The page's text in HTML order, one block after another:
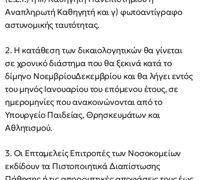
Αναπληρωτή Καθηγητή και γ) φωτοαντίγραφο
αστυνομικής ταυτότητας.
2. Η κατάθεση των δικαιολογητικών θα γίνεται
σε χρονικό διάστημα που θα ξεκινά κατά το
δίμηνο ΝοεμβρίουΔεκεμβρίου και θα λήγει εντός
του μηνός Ιανουαρίου του επόμενου έτους, σε
ημερομηνίες που ανακοινώνονται από το
Υπουργείο Παιδείας, Θρησκευμάτων και
Αθλητισμού.
3. Οι Επταμελείς Επιτροπές των Νοσοκομείων
εκδίδουν τα Πιστοποιητικά Διαπίστωσης